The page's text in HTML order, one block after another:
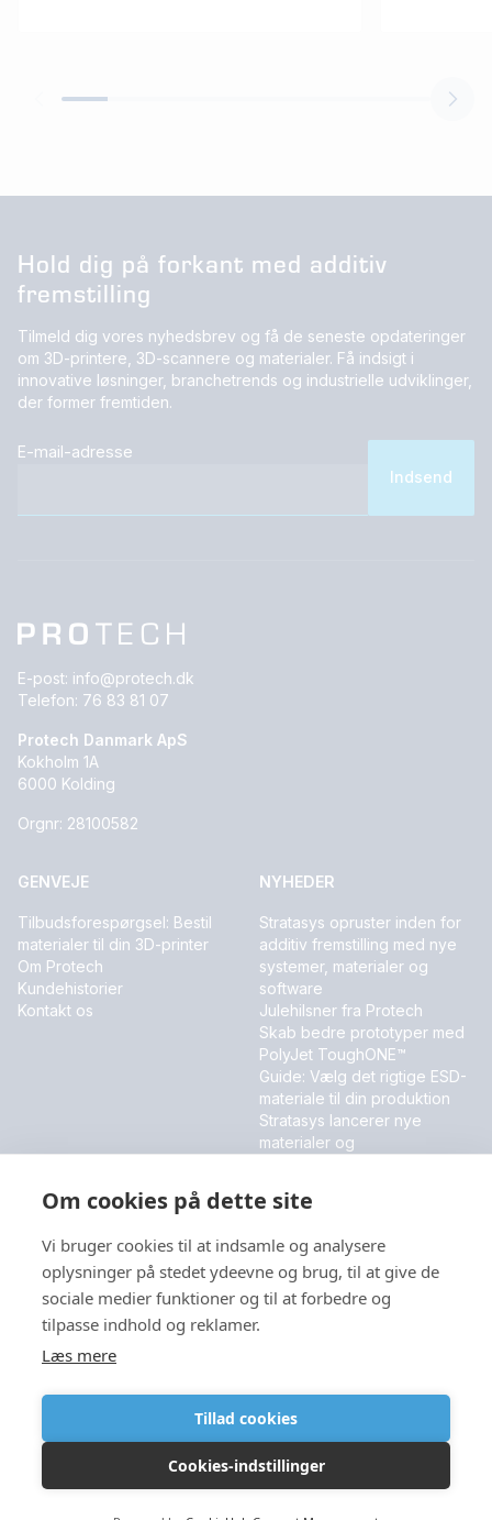
Om cookies på dette site
Vi bruger cookies til at indsamle og analysere
oplysninger på stedet ydeevne og brug, til at give de
sociale medier funktioner og til at forbedre og
tilpasse indhold og reklamer.
Læs mere
Tillad cookies
Cookies-indstillinger
Hold dig på forkant med additiv
fremstilling
Tilmeld dig vores nyhedsbrev og få de seneste opdateringer
om 3D-printere, 3D-scannere og materialer. Få indsigt i
innovative løsninger, branchetrends og industrielle udviklinger,
der former fremtiden.
E-mail-adresse
E-post: info@protech.dk
Telefon: 76 83 81 07
Protech Danmark ApS
Kokholm 1A
6000 Kolding
Orgnr: 28100582
GENVEJE
Tilbudsforespørgsel: Bestil
materialer til din 3D-printer
Om Protech
Kundehistorier
Kontakt os
NYHEDER
Stratasys opruster inden for
additiv fremstilling med nye
systemer, materialer og
software
Julehilsner fra Protech
Skab bedre prototyper med
PolyJet ToughONE™
Guide: Vælg det rigtige ESD-
materiale til din produktion
Stratasys lancerer nye
materialer og
MESSER OG EVENT
DALO Industry Days 2026